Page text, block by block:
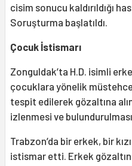
cisim sonucu kaldırıldığı
Soruşturma başlatıldı.
Çocuk İstismarı
Zonguldak’ta H.D. isimli
çocuklara yönelik
tespit edilerek gözaltına
izlenmesi ve
Trabzon’da bir erkek, bir
istismar etti. Erkek gözaltına